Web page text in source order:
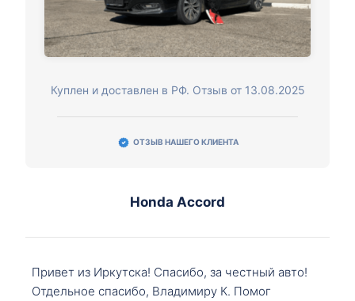
Куплен и доставлен в РФ. Отзыв от 13.08.2025
ОТЗЫВ НАШЕГО КЛИЕНТА
Honda Accord
Привет из Иркутска! Спасибо, за честный авто!
Отдельное спасибо, Владимиру К. Помог